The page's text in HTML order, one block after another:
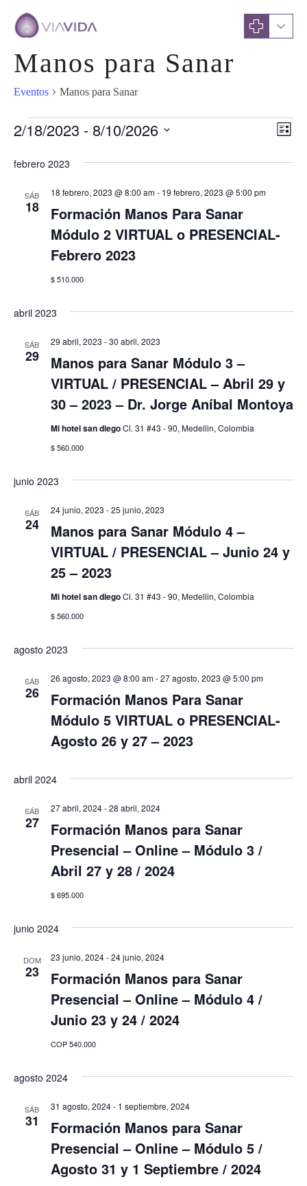
Manos para Sanar
Eventos Manos para Sanar
Eventos Lista
2/18/2023 - 8/10/2026
fecha.
febrero 2023
SÁB
18
Formación Manos Para Sanar
Módulo 2 VIRTUAL o PRESENCIAL-
Febrero 2023
18 febrero, 2023 @ 8:00 am- 19 febrero, 2023 @ 5:00 pm
$ 510.000
abril 2023
SÁB
29
Manos para Sanar Módulo 3 –
VIRTUAL / PRESENCIAL – Abril 29 y
30 – 2023 – Dr. Jorge Aníbal Montoya
29 abril, 2023 -30 abril, 2023
Mi hotel san diegoCl. 31 #43 - 90, Medellin, Colombia
$ 560.000
junio 2023
SÁB
24
Manos para Sanar Módulo 4 –
VIRTUAL / PRESENCIAL – Junio 24 y
25 – 2023
24 junio, 2023 -25 junio, 2023
Mi hotel san diegoCl. 31 #43 - 90, Medellin, Colombia
$ 560.000
agosto 2023
SÁB
26
Formación Manos Para Sanar
Módulo 5 VIRTUAL o PRESENCIAL-
Agosto 26 y 27 – 2023
26 agosto, 2023 @ 8:00 am-27 agosto, 2023 @ 5:00 pm
abril 2024
SÁB
27
Formación Manos para Sanar
Presencial – Online – Módulo 3 /
Abril 27 y 28 / 2024
27 abril, 2024-28 abril, 2024
$ 695.000
junio 2024
DOM
23
Formación Manos para Sanar
Presencial – Online – Módulo 4 /
Junio 23 y 24 / 2024
23 junio, 2024-24 junio, 2024
COP 540.000
agosto 2024
SÁB
31
Formación Manos para Sanar
Presencial – Online – Módulo 5 /
Agosto 31 y 1 Septiembre / 2024
31 agosto, 2024- 1 septiembre, 2024